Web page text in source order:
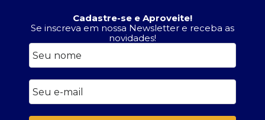
Cadastre-se e Aproveite!
Se inscreva em nossa Newsletter e receba as
novidades!